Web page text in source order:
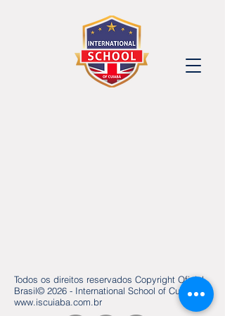
Todos os direitos reservados Copyright Oficial
Brasil© 2026 - International School of Cuiabá |
www.iscuiaba.com.br